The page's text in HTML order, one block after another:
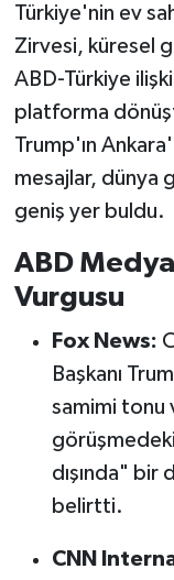
Türkiye'nin ev
Zirvesi, küresel
ABD-Türkiye
platforma
Trump'ın
mesajlar, dünya
geniş yer buldu.
ABD
Vurgusu
Fox News:
Başkanı
samimi tonu
görüşmedeki
dışında"
belirtti.
CNN